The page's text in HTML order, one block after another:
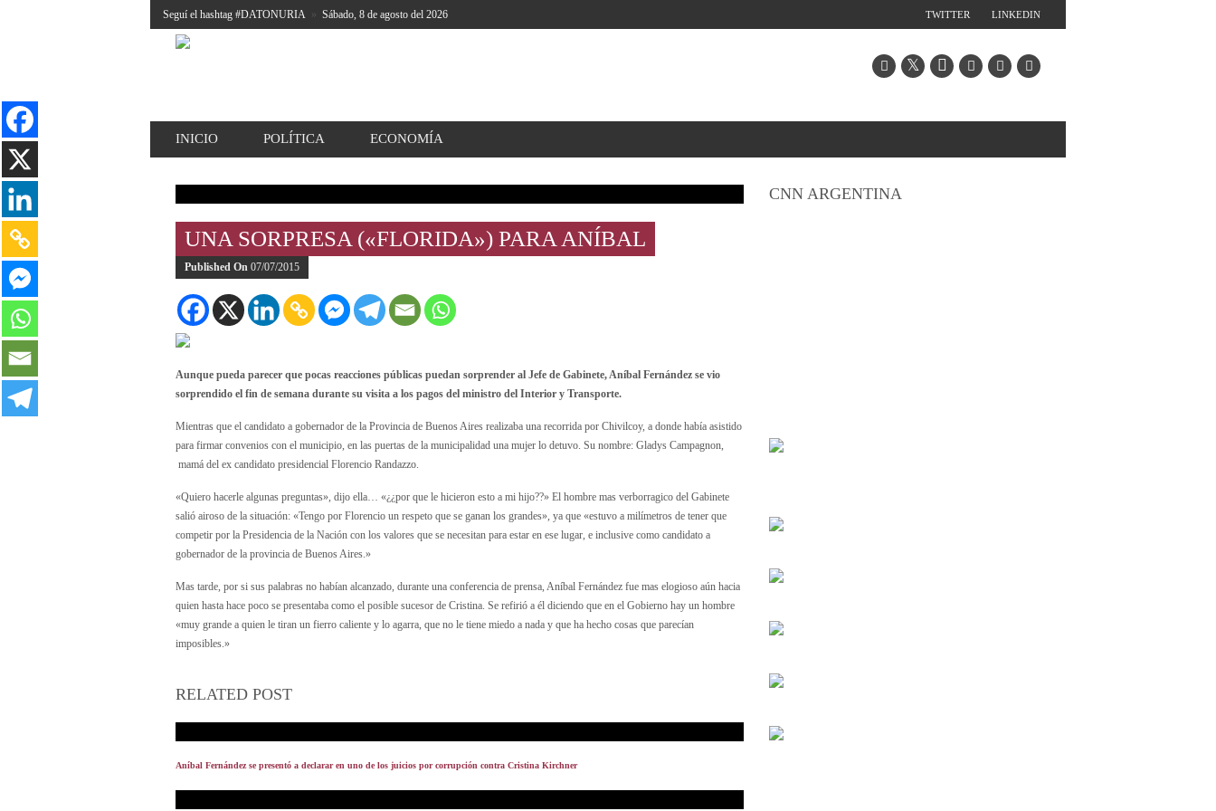
Seguí el hashtag #DATONURIA » Sábado, 8 de agosto del 2026 LINKEDIN
TWITTER
INICIO POLÍTICA ECONOMÍA
UNA SORPRESA («FLORIDA») PARA ANÍBAL
Published On 07/07/2015
Aunque pueda parecer que pocas reacciones públicas puedan sorprender al Jefe de Gabinete, Aníbal Fernández se vio
sorprendido el fin de semana durante su visita a los pagos del ministro del Interior y Transporte.
Mientras que el candidato a gobernador de la Provincia de Buenos Aires realizaba una recorrida por Chivilcoy, a donde había asistido
para firmar convenios con el municipio, en las puertas de la municipalidad una mujer lo detuvo. Su nombre: Gladys Campagnon,
mamá del ex candidato presidencial Florencio Randazzo.
«Quiero hacerle algunas preguntas», dijo ella… «¿¿por que le hicieron esto a mi hijo??» El hombre mas verborragico del Gabinete
salió airoso de la situación: «Tengo por Florencio un respeto que se ganan los grandes», ya que «estuvo a milímetros de tener que
competir por la Presidencia de la Nación con los valores que se necesitan para estar en ese lugar, e inclusive como candidato a
gobernador de la provincia de Buenos Aires.»
Mas tarde, por si sus palabras no habían alcanzado, durante una conferencia de prensa, Aníbal Fernández fue mas elogioso aún hacia
quien hasta hace poco se presentaba como el posible sucesor de Cristina. Se refirió a él diciendo que en el Gobierno hay un hombre
«muy grande a quien le tiran un fierro caliente y lo agarra, que no le tiene miedo a nada y que ha hecho cosas que parecían
imposibles.»
RELATED POST
Aníbal Fernández se presentó a declarar en uno de los juicios por corrupción contra Cristina Kirchner
CNN ARGENTINA